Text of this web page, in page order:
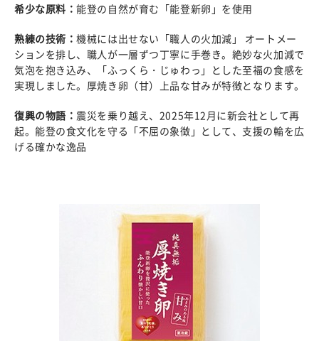
希少な原料：能登の自然が育む「能登新卵」を使用
熟練の技術：機械には出せない「職人の火加減」 オートメー
ションを排し、職人が一層ずつ丁寧に手巻き。絶妙な火加減で
気泡を抱き込み、「ふっくら・じゅわっ」とした至福の食感を
実現しました。厚焼き卵（甘）上品な甘みが特徴となります。
復興の物語： 震災を乗り越え、2025年12月に新会社として再
起。能登の食文化を守る「不屈の象徴」として、支援の輪を広
げる確かな逸品